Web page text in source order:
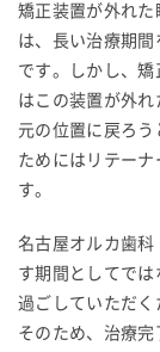
矯正装置が外れ
は、長い治療期
です。しかし、
はこの装置が外
元の位置に戻ろ
ためにはリテー
す。
名古屋オルカ歯
す期間としてで
過ごしていただく
そのため、治療